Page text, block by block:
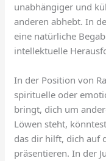
unabhängiger und
anderen abhebt. In
eine natürliche
intellektuelle
In der Position von
spirituelle oder
bringt, dich um
Löwen steht,
das dir hilft, dich auf
präsentieren. In der